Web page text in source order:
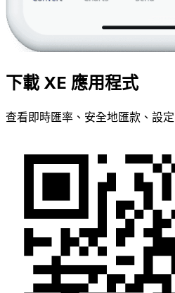
下載 XE 應用程式
查看即時匯率、安全地匯款、設